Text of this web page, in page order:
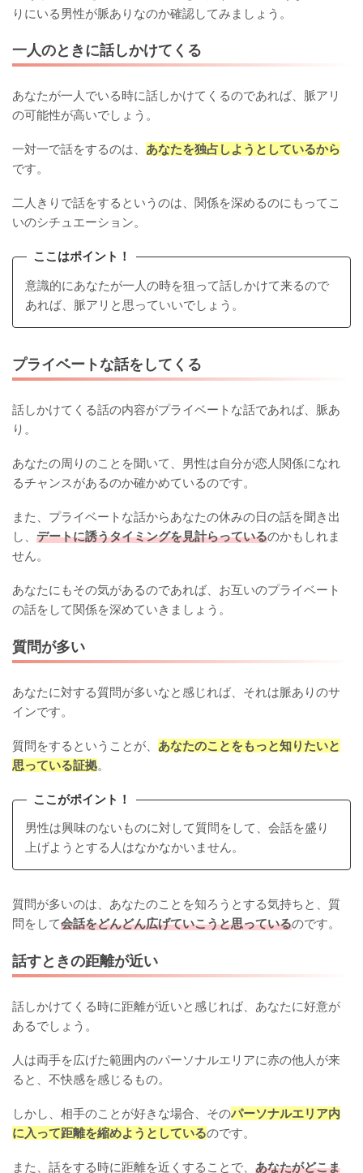
りにいる男性が脈ありなのか確認してみましょう。
一人のときに話しかけてくる
あなたが一人でいる時に話しかけてくるのであれば、脈アリ
の可能性が高いでしょう。
一対一で話をするのは、 あなたを独占しようとしているから
です。
二人きりで話をするというのは、関係を深めるのにもってこ
いのシチュエーション。
ここはポイント！
意識的にあなたが一人の時を狙って話しかけて来るので
あれば、脈アリと思っていいでしょう。
プライベートな話をしてくる
話しかけてくる話の内容がプライベートな話であれば、脈あ
り。
あなたの周りのことを聞いて、男性は自分が恋人関係になれ
るチャンスがあるのか確かめているのです。
また、プライベートな話からあなたの休みの日の話を聞き出
し、 デートに誘うタイミングを見計らっているのかもしれま
せん。
あなたにもその気があるのであれば、お互いのプライベート
の話をして関係を深めていきましょう。
質問が多い
あなたに対する質問が多いなと感じれば、それは脈ありのサ
インです。
質問をするということが、 あなたのことをもっと知りたいと
思っている証拠。
ここがポイント！
男性は興味のないものに対して質問をして、会話を盛り
上げようとする人はなかなかいません。
質問が多いのは、あなたのことを知ろうとする気持ちと、質
問をして会話をどんどん広げていこうと思っているのです。
話すときの距離が近い
話しかけてくる時に距離が近いと感じれば、あなたに好意が
あるでしょう。
人は両手を広げた範囲内のパーソナルエリアに赤の他人が来
ると、不快感を感じるもの。
しかし、相手のことが好きな場合、そのパーソナルエリア内
に入って距離を縮めようとしているのです。
また、話をする時に距離を近くすることで、 あなたがどこま